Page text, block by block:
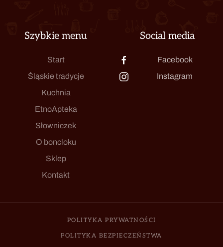
Szybkie menu
Start
Śląskie tradycje
Kuchnia
EtnoApteka
Słowniczek
O boncloku
Sklep
Kontakt
Social media
Facebook
Instagram
POLITYKA PRYWATNOŚCI
POLITYKA BEZPIECZEŃSTWA